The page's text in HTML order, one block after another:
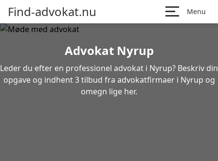
Find-advokat.nu Menu
Advokat Nyrup
Leder du efter en professionel advokat i Nyrup? Beskriv din
opgave og indhent 3 tilbud fra advokatfirmaer i Nyrup og
omegn lige her.